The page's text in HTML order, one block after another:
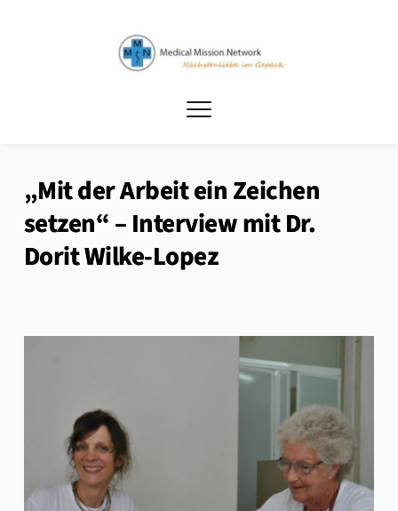
„Mit der Arbeit ein Zeichen
setzen“ – Interview mit Dr.
Dorit Wilke-Lopez